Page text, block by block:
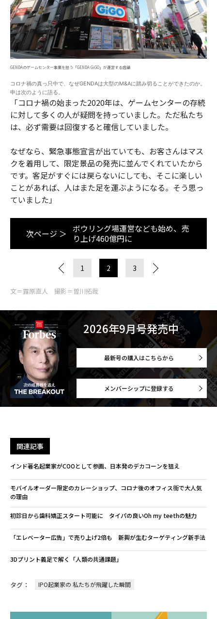
GENDAのゲームセンター事業を担う「GENDA GiGO」が運営する店舗
コロナ禍の真っ只中で、なぜGENDAは大型のM&Aに踏み切ることができたのか。
申は次のように語る。
「コロナ禍の始まった2020年は、ゲームセンターの存続
に対して多くの人が疑問を持っていました。ただ私たち
は、必ず需要は回復すると確信していました。
なぜなら、緊急事態宣言が出ていても、お客さんはマス
クを着用して、限定景品の発売に並んでくれていたから
です。客足がすぐには戻らないにしても、そこに楽しい
ことがあれば、人はまた足を運ぶようになる。そう思っ
ていました」
次ページ ＞
ボウリング場運営なども始め、売
り上げ460億円に
1 2 3
文＝露原直人 撮影＝曽川拓哉
2026年9月号発売中
最新号の購入はこちらから
メンバーシップに登録する
関連記事
インド著名起業家がCOOとして参画、日本発のデカコーンを狙え
モバイルオーダー限定のカレーショップ、コロナ後のオフィス街で大人気
の理由
初診日から歯科矯正スタート可能に タイパの良いOh my teethの魅力
「エレベーター広告」で売り上げ2倍も 新興が生むターゲティング新手法
3Dプリント義足で解く「人類の共通課題」
タグ： IPO起業家の 私たちが飛躍した瞬間